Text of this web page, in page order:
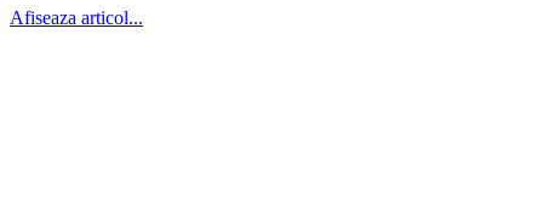
Afiseaza articol...